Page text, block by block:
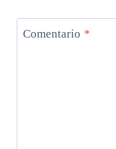
Comentario *